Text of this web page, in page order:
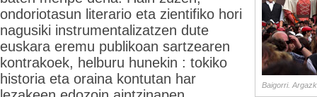
Baigorri.
ondoriotasun literario eta zientifiko hori
nagusiki instrumentalizatzen dute
euskara eremu publikoan sartzearen
kontrakoek, helburu hunekin : tokiko
historia eta oraina kontutan har